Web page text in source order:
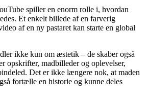
spiller en enorm rolle i, hvordan
Et enkelt billede af en farverig
af en ny pastaret kan starte en global
ikke kun om æstetik – de skaber også
opskrifter, madbilleder og oplevelser,
Det er ikke længere nok, at maden
fortælle en historie og kunne deles